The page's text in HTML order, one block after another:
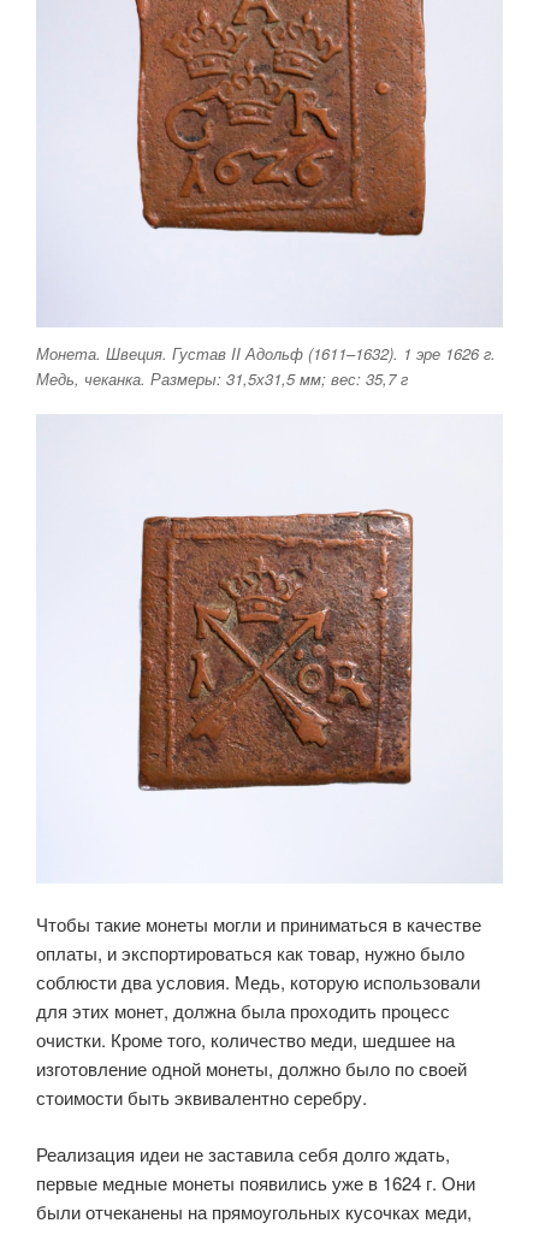
Монета. Швеция. Густав II Адольф (1611–1632). 1 эре 1626 г.
Медь, чеканка. Размеры: 31,5х31,5 мм; вес: 35,7 г
Чтобы такие монеты могли и приниматься в качестве
оплаты, и экспортироваться как товар, нужно было
соблюсти два условия. Медь, которую использовали
для этих монет, должна была проходить процесс
очистки. Кроме того, количество меди, шедшее на
изготовление одной монеты, должно было по своей
стоимости быть эквивалентно серебру.
Реализация идеи не заставила себя долго ждать,
первые медные монеты появились уже в 1624 г. Они
были отчеканены на прямоугольных кусочках меди,